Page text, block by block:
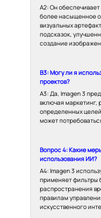
A2: Он
более насыщенное
визуальных
подсказок,
создание
В3: Могу ли я
проектов?
A3: Да, Imagen 3
включая маркетинг,
определенных
может
Вопрос 4: Какие
использования ИИ?
A4: Imagen 3
применяет фильтры
распространения
правилам
искусственного